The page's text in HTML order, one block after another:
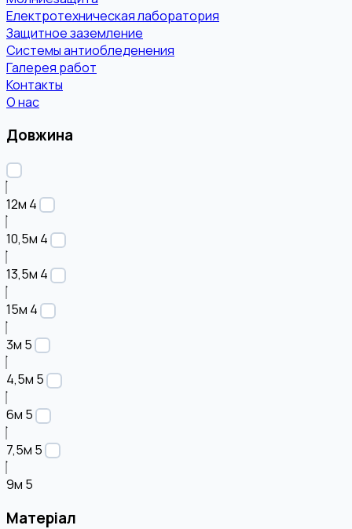
Електротехническая лаборатория
Защитное заземление
Системы антиобледенения
Галерея работ
Контакты
О нас
Довжина
12м 4
10,5м 4
13,5м 4
15м 4
3м 5
4,5м 5
6м 5
7,5м 5
9м 5
Матеріал